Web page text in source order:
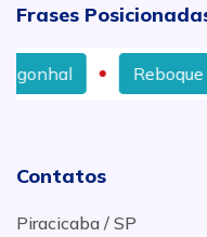
Frases
em São João da
Contatos
Piracicaba / SP